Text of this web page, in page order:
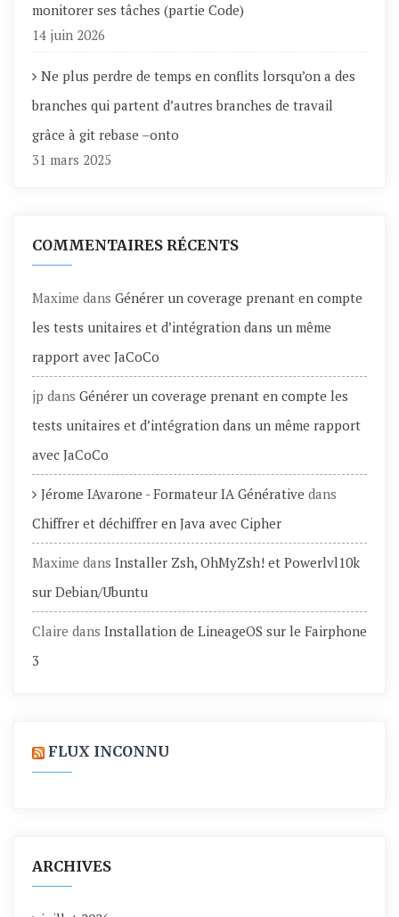
monitorer ses tâches (partie Code)
14 juin 2026
Ne plus perdre de temps en conflits lorsqu’on a des
branches qui partent d’autres branches de travail
grâce à git rebase –onto
31 mars 2025
COMMENTAIRES RÉCENTS
Maxime dans Générer un coverage prenant en compte
les tests unitaires et d’intégration dans un même
rapport avec JaCoCo
jp dans Générer un coverage prenant en compte les
tests unitaires et d’intégration dans un même rapport
avec JaCoCo
Jérome IAvarone - Formateur IA Générative dans
Chiffrer et déchiffrer en Java avec Cipher
Maxime dans Installer Zsh, OhMyZsh! et Powerlvl10k
sur Debian/Ubuntu
Claire dans Installation de LineageOS sur le Fairphone
3
FLUX INCONNU
ARCHIVES